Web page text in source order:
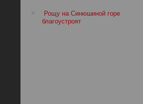
Рощу на Синюшиной горе
благоустроят